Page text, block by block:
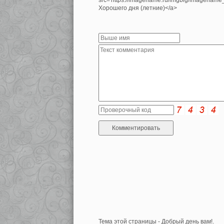
Хорошего дня (летние)</a>
Тема этой страницы - Добрый день вам!.